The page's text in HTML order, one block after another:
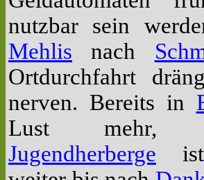
nutzbar sein
Mehlis nach
Ortdurchfahrt
nerven. Bereits in
Lust mehr,
Jugendherberge